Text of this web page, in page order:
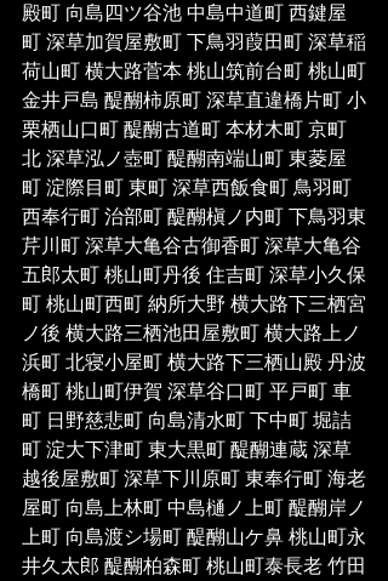
殿町 向島四ツ谷池 中島中道町 西鍵屋
町 深草加賀屋敷町 下鳥羽葭田町 深草稲
荷山町 横大路菅本 桃山筑前台町 桃山町
金井戸島 醍醐柿原町 深草直違橋片町 小
栗栖山口町 醍醐古道町 本材木町 京町
北 深草泓ノ壺町 醍醐南端山町 東菱屋
町 淀際目町 東町 深草西飯食町 鳥羽町
西奉行町 治部町 醍醐槇ノ内町 下鳥羽東
芹川町 深草大亀谷古御香町 深草大亀谷
五郎太町 桃山町丹後 住吉町 深草小久保
町 桃山町西町 納所大野 横大路下三栖宮
ノ後 横大路三栖池田屋敷町 横大路上ノ
浜町 北寝小屋町 横大路下三栖山殿 丹波
橋町 桃山町伊賀 深草谷口町 平戸町 車
町 日野慈悲町 向島清水町 下中町 堀詰
町 淀大下津町 東大黒町 醍醐連蔵 深草
越後屋敷町 深草下川原町 東奉行町 海老
屋町 向島上林町 中島樋ノ上町 醍醐岸ノ
上町 向島渡シ場町 醍醐山ケ鼻 桃山町永
井久太郎 醍醐柏森町 桃山町泰長老 竹田